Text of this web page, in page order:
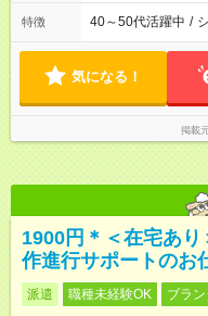
特徴 40～50代活躍中 /
気になる！
掲載
1900円＊＜在宅あり
作進行サポートのお
派遣 職種未経験OK ブラ